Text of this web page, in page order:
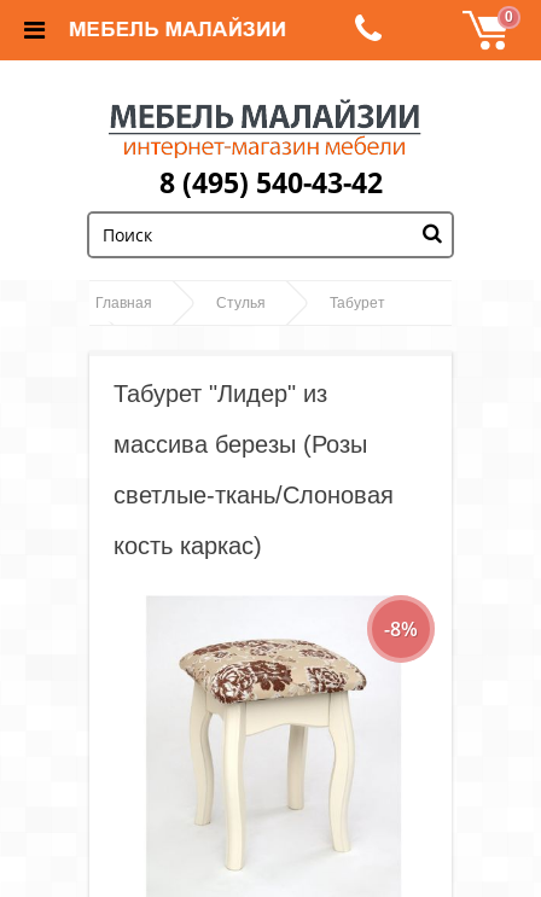
0
8 (495) 540-43-42
Главная Стулья Табурет
светлые-ткань/Слоновая кость каркас)
Табурет "Лидер" из
массива березы (Розы
светлые-ткань/Слоновая
кость каркас)
-8%